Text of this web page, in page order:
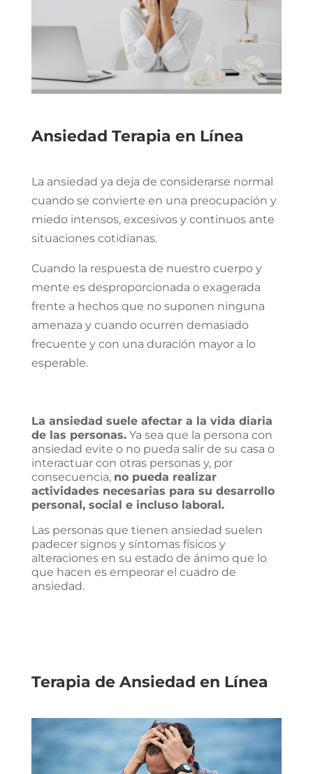
Ansiedad Terapia en Línea
La ansiedad ya deja de considerarse normal
cuando se convierte en una preocupación y
miedo intensos, excesivos y continuos ante
situaciones cotidianas.
Cuando la respuesta de nuestro cuerpo y
mente es desproporcionada o exagerada
frente a hechos que no suponen ninguna
amenaza y cuando ocurren demasiado
frecuente y con una duración mayor a lo
esperable.
La ansiedad suele afectar a la vida diaria
de las personas.Ya sea que la persona con
ansiedad evite o no pueda salir de su casa o
interactuar con otras personas y, por
consecuencia, no pueda realizar
actividades necesarias para su desarrollo
personal, social e incluso laboral.
Las personas que tienen ansiedad suelen
padecer signos y síntomas físicos y
alteraciones en su estado de ánimo que lo
que hacen es empeorar el cuadro de
ansiedad.
Terapia de Ansiedad en Línea